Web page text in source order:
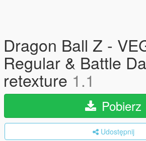
Dragon Ball Z -
Regular & Battle
retexture 1.1
Pobierz
Udostępnij